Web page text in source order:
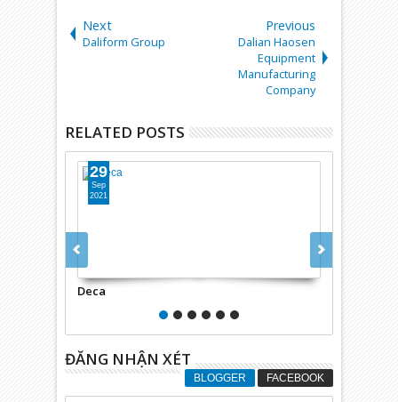
Next
Daliform Group
Previous
Dalian Haosen
Equipment
Manufacturing
Company
RELATED POSTS
Deca
29
Sep
2021
ĐĂNG NHẬN XÉT
BLOGGER FACEBOOK